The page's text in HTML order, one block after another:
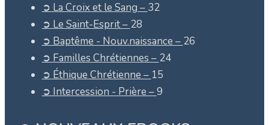
➲ La Croix et le Sang – 32
➲ Le Saint-Esprit – 28
➲ Baptême - Nouv.naissance – 26
➲ Familles Chrétiennes – 24
➲ Éthique Chrétienne – 15
➲ Intercession - Prière –9